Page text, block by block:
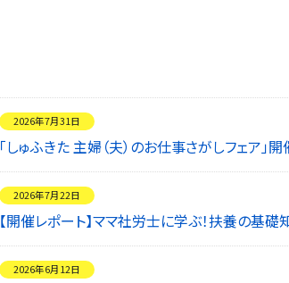
2026年7月31日
「しゅふきた 主婦（夫）のお仕事さがしフェア」
2026年7月22日
【開催レポート】ママ社労士に学ぶ！扶養の基礎
2026年6月12日